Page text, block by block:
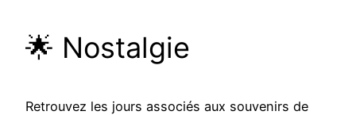
🌟 Nostalgie
Retrouvez les jours associés aux souvenirs de